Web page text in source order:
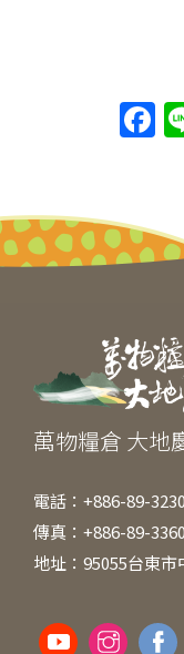
F
a
e
b
o
k
萬物糧倉 大地
電話：+886-89-
傳真：+886-89-
地址：95055台東